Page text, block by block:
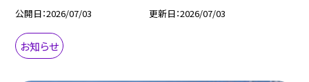
公開日 2026/07/03 更新日 2026/07/03
お知らせ